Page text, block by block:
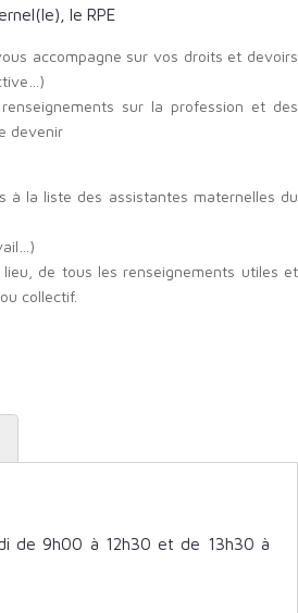
le RPE
accompagne sur vos droits et devoirs
sur la profession et des
devenir
à la liste des assistantes maternelles du
de tous les renseignements utiles et
collectif.
de 9h00 à 12h30 et de 13h30 à